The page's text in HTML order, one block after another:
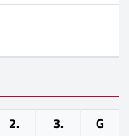
2. 3.
G